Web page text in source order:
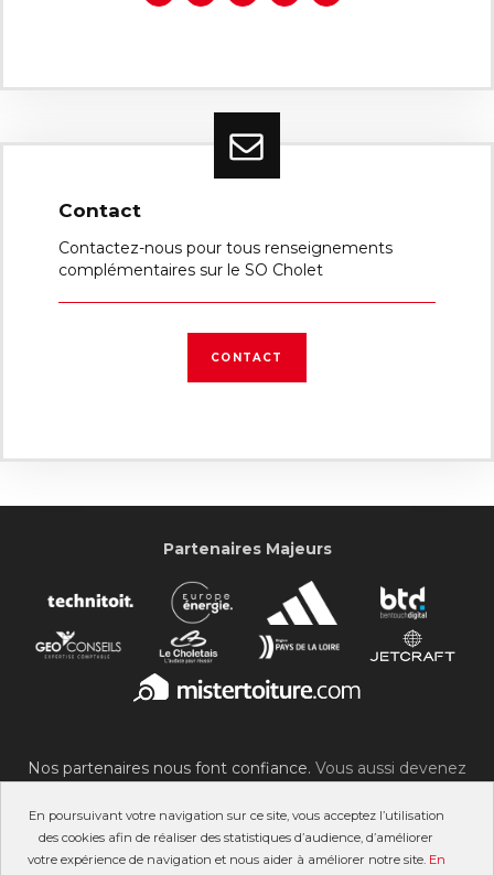
En poursuivant votre navigation sur ce site, vous acceptez l’utilisation
des cookies afin de réaliser des statistiques d’audience, d’améliorer
votre expérience de navigation et nous aider à améliorer notre site. En
Contact
Contactez-nous pour tous renseignements
complémentaires sur le SO Cholet
CONTACT
Partenaires Majeurs
Nos partenaires nous font confiance. Vous aussi devenez